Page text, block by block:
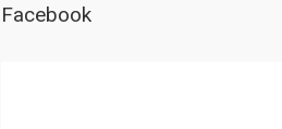
Facebook